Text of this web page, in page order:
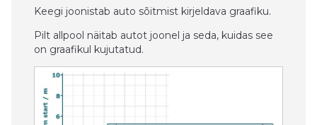
Keegi joonistab auto sõitmist kirjeldava graafiku.
Pilt allpool näitab autot joonel ja seda, kuidas see
on graafikul kujutatud.